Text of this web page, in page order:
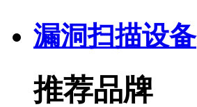
漏洞扫描设备
推荐品牌